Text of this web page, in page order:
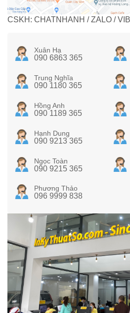
CSKH: CHATNHANH / ZALO /
Xuân Hạ
090 6863 365
Trung Nghĩa
090 1180 365
Hồng Anh
090 1189 365
Hạnh Dung
090 9213 365
Ngọc Toàn
090 9215 365
Phương Thảo
096 9999 838